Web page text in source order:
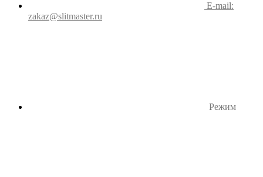
E-mail:
zakaz@slitmaster.ru
Режим